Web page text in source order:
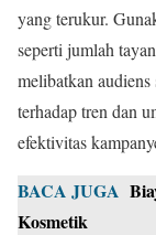
yang terukur.
seperti jumlah
melibatkan audiens
terhadap tren dan
efektivitas
BACA JUGA
Kosmetik